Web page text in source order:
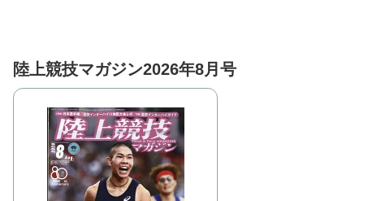
陸上競技マガジン2026年8月号